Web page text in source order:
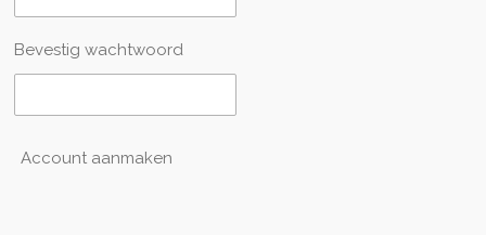
Bevestig wachtwoord
Account aanmaken